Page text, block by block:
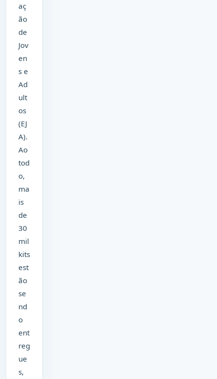
aç
ão
de
Jov
en
s e
Ad
ult
os
(EJ
A).
Ao
tod
o,
ma
is
de
30
mil
kits
est
ão
se
nd
o
ent
reg
ue
s,